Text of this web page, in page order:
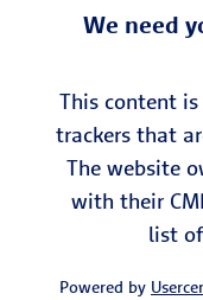
We need
This content
trackers that
The website
with their
list
Powered by